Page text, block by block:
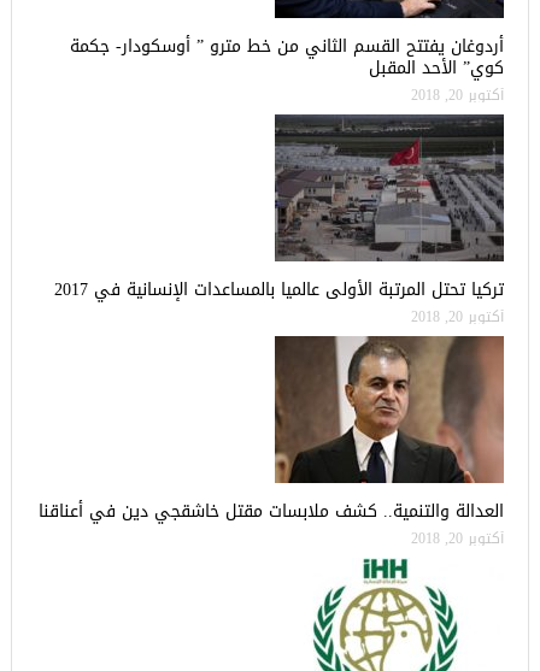
أردوغان يفتتح القسم الثاني من خط مترو ” أوسكودار- جكمة
كوي” الأحد المقبل
أكتوبر 20, 2018
تركيا تحتل المرتبة الأولى عالميا بالمساعدات الإنسانية في 2017
أكتوبر 20, 2018
العدالة والتنمية.. كشف ملابسات مقتل خاشقجي دين في أعناقنا
أكتوبر 20, 2018